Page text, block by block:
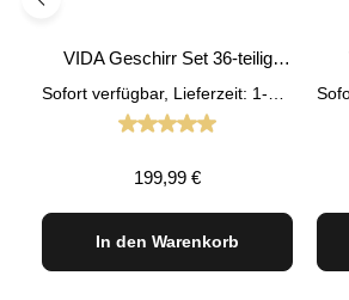
VIDA Geschirr Set 36-teilig
Sofort verfügbar, Lieferzeit: 1-3 Tage
Durchschnittliche
Regulärer Preis:
199,99 €
In den Warenkorb